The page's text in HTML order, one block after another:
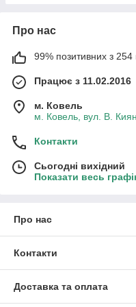
Про нас
99% позитивних з 254
Працює з 11.02.2016
м. Ковель
м. Ковель, вул. В.
Контакти
Сьогодні вихідний
Показати весь
Про нас
Контакти
Доставка та оплата